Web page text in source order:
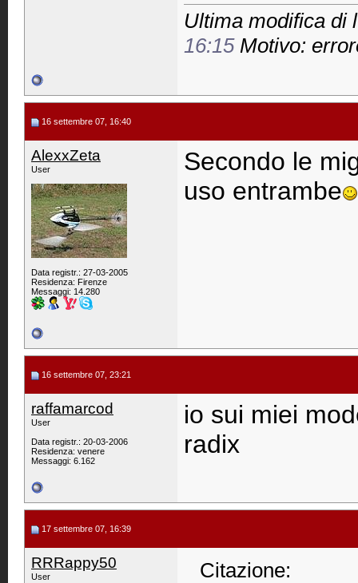
Ultima modifica di
16:15Motivo:
16 settembre 07, 16:40
AlexxZeta
User
Data registr.: 27-03-2005
Residenza: Firenze
Messaggi: 14.280
Secondo le
uso entrambe
16 settembre 07, 23:21
raffamarcod
User
Data registr.: 20-03-2006
Residenza: venere
Messaggi: 6.162
io sui miei
radix
17 settembre 07, 16:39
RRRappy50
User Citazione: